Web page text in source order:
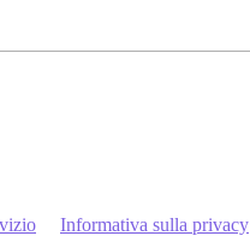
Informativa sulla privacy